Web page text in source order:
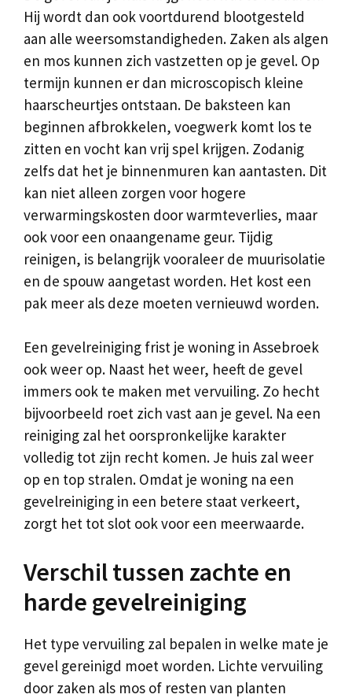
Hij wordt dan ook voortdurend blootgesteld
aan alle weersomstandigheden. Zaken als algen
en mos kunnen zich vastzetten op je gevel. Op
termijn kunnen er dan microscopisch kleine
haarscheurtjes ontstaan. De baksteen kan
beginnen afbrokkelen, voegwerk komt los te
zitten en vocht kan vrij spel krijgen. Zodanig
zelfs dat het je binnenmuren kan aantasten. Dit
kan niet alleen zorgen voor hogere
verwarmingskosten door warmteverlies, maar
ook voor een onaangename geur. Tijdig
reinigen, is belangrijk vooraleer de muurisolatie
en de spouw aangetast worden. Het kost een
pak meer als deze moeten vernieuwd worden.
Een gevelreiniging frist je woning in Assebroek
ook weer op. Naast het weer, heeft de gevel
immers ook te maken met vervuiling. Zo hecht
bijvoorbeeld roet zich vast aan je gevel. Na een
reiniging zal het oorspronkelijke karakter
volledig tot zijn recht komen. Je huis zal weer
op en top stralen. Omdat je woning na een
gevelreiniging in een betere staat verkeert,
zorgt het tot slot ook voor een meerwaarde.
Verschil tussen zachte en
harde gevelreiniging
Het type vervuiling zal bepalen in welke mate je
gevel gereinigd moet worden. Lichte vervuiling
door zaken als mos of resten van planten